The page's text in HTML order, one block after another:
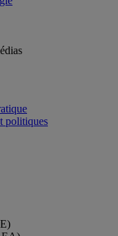
politiques